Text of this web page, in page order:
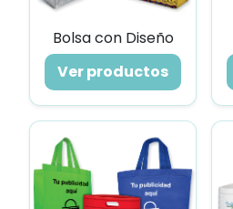
Bolsa con Diseño
Ver productos